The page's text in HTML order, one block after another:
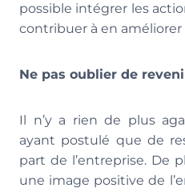
possible intégrer les
contribuer à en améliorer
Ne pas oublier de
Il n’y a rien de plus
ayant postulé que de
part de l’entreprise. De
une image positive de